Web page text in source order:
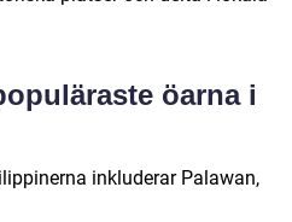
öarna i
inkluderar Palawan,